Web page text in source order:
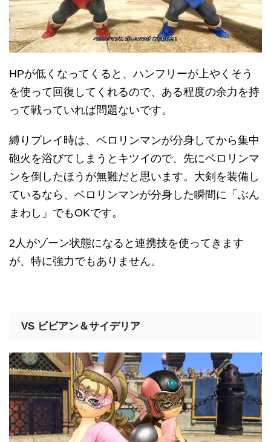
HPが低くなってくると、ハンフリーが上やくそう
を使って回復してくれるので、ある程度の余力を持
って戦っていれば問題ないです。
縛りプレイ時は、ベロリンマンが分身してから集中
砲火を浴びてしまうとキツイので、先にベロリンマ
ンを倒したほうが無難だと思います。大剣を装備し
ているなら、ベロリンマンが分身した瞬間に「ぶん
まわし」でもOKです。
2人がゾーン状態になると連携技を使ってきます
が、特に強力でもありません。
VS ビビアン＆サイデリア